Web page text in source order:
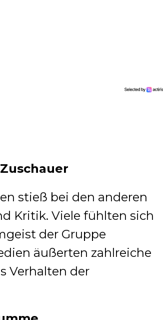
stieß bei den anderen
Kritik. Viele fühlten sich
der Gruppe
äußerten zahlreiche
Verhalten der